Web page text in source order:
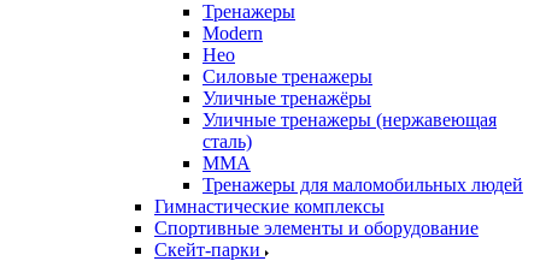
Тренажеры
Modern
Нео
Силовые тренажеры
Уличные тренажёры
Уличные тренажеры (нержавеющая
сталь)
ММА
Тренажеры для маломобильных людей
Гимнастические комплексы
Спортивные элементы и оборудование
Скейт-парки